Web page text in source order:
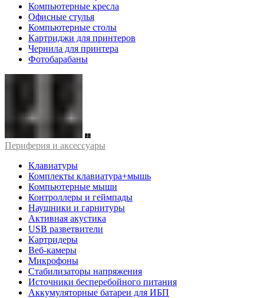
Компьютерные кресла
Офисные стулья
Компьютерные столы
Картриджи для принтеров
Чернила для принтера
Фотобарабаны
Периферия и аксессуары
Клавиатуры
Комплекты клавиатура+мышь
Компьютерные мыши
Контроллеры и геймпады
Наушники и гарнитуры
Активная акустика
USB разветвители
Картридеры
Веб-камеры
Микрофоны
Стабилизаторы напряжения
Источники бесперебойного питания
Аккумуляторные батареи для ИБП